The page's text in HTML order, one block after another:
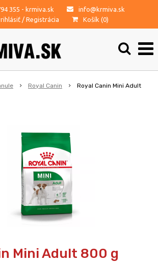
355 - krmiva.sk
info@krmiva.sk
/ Registrácia Košík (0)
Royal Canin
Royal Canin Mini Adult
Mini Adult 800 g